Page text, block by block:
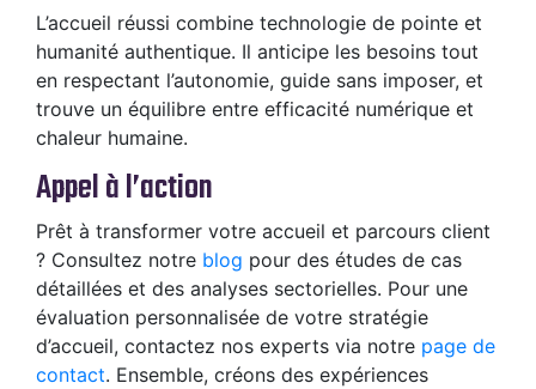
L’accueil réussi combine technologie de pointe et
humanité authentique. Il anticipe les besoins tout
en respectant l’autonomie, guide sans imposer, et
trouve un équilibre entre efficacité numérique et
chaleur humaine.
Appel à l’action
Prêt à transformer votre accueil et parcours client
? Consultez notre blog pour des études de cas
détaillées et des analyses sectorielles. Pour une
évaluation personnalisée de votre stratégie
d’accueil, contactez nos experts via notre page de
contact. Ensemble, créons des expériences